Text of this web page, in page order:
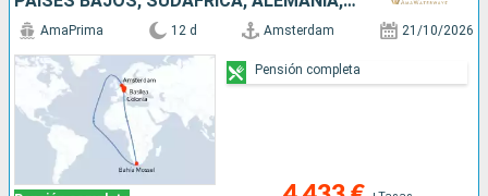
AmaPrima 12 d Amsterdam 21/10/2026
Pensión completa